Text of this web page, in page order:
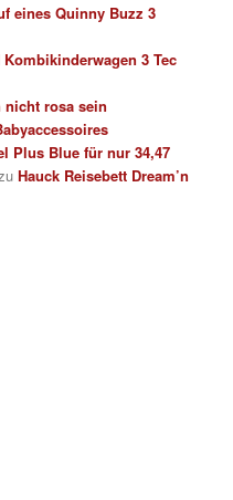
eines Quinny Buzz 3
Kombikinderwagen 3 Tec
nicht rosa sein
Plus Blue für nur 34,47
Hauck Reisebett Dream’n